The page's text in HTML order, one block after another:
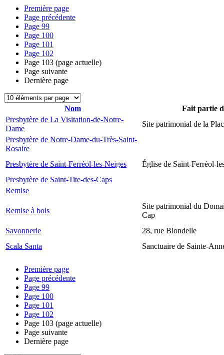
Première page
Page précédente
Page 99
Page 100
Page 101
Page 102
Page 103 (page actuelle)
Page suivante
Dernière page
Nom
Fait partie
Presbytère de La Visitation-de-Notre-
Dame
Site patrimonial de la
Presbytère de Notre-Dame-du-Très-Saint-
Rosaire
Presbytère de Saint-Ferréol-les-Neiges
Église de Saint-Ferréol-
Presbytère de Saint-Tite-des-Caps
Remise
Remise à bois
Site patrimonial du
Cap
Savonnerie
28, rue Blondelle
Scala Santa
Sanctuaire de Sainte-
Première page
Page précédente
Page 99
Page 100
Page 101
Page 102
Page 103 (page actuelle)
Page suivante
Dernière page